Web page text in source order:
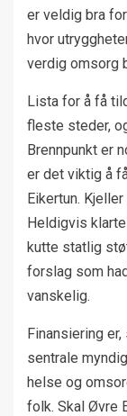
er veldig bra
hvor
verdig omsorg
Lista for å få
fleste steder,
Brennpunkt er
er det viktig å
Eikertun.
Heldigvis
kutte statlig
forslag som
vanskelig.
Finansiering
sentrale
helse og
folk. Skal Øvre